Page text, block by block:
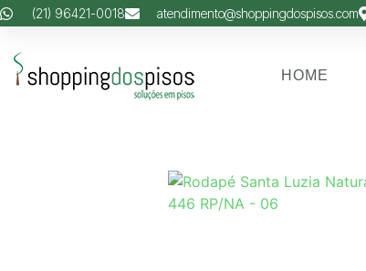
(21) 96421-0018 atendimento@shoppingdospisos.com
HOME